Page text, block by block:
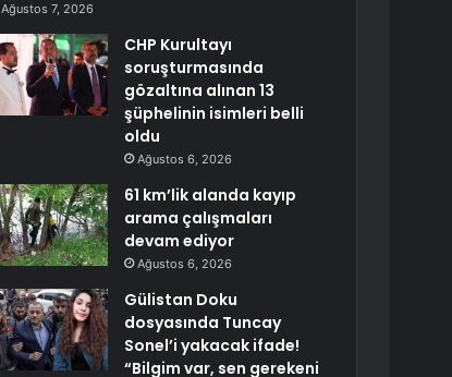
Ağustos 7, 2026
CHP Kurultayı
soruşturmasında
gözaltına alınan 13
şüphelinin isimleri belli
oldu
Ağustos 6, 2026
61 km’lik alanda kayıp
arama çalışmaları
devam ediyor
Ağustos 6, 2026
Gülistan Doku
dosyasında Tuncay
Sonel’i yakacak ifade!
“Bilgim var, sen gerekeni